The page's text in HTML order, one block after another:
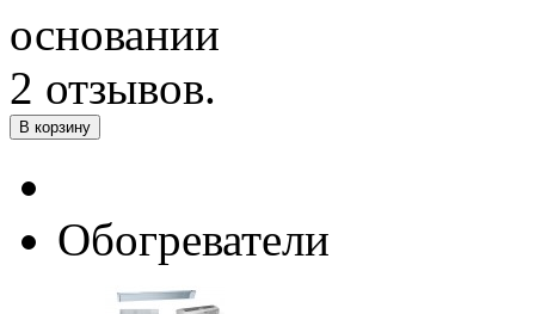
Обогреватели